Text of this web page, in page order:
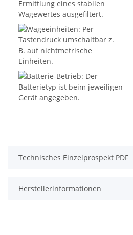
Technisches Einzelprospekt PDF
Herstellerinformationen